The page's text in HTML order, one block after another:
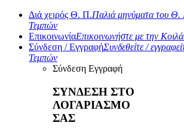
Διά χειρός Θ. Π.Παλιά μηνύματα του
Τεμπών
ΕπικοινωνίαΕπικοινωνήστε με την
Σύνδεση / ΕγγραφήΣυνδεθείτε /
Τεμπών
Σύνδεση Εγγραφή
ΣΥΝΔΕΣΗ ΣΤΟ
ΛΟΓΑΡΙΑΣΜΟ
ΣΑΣ